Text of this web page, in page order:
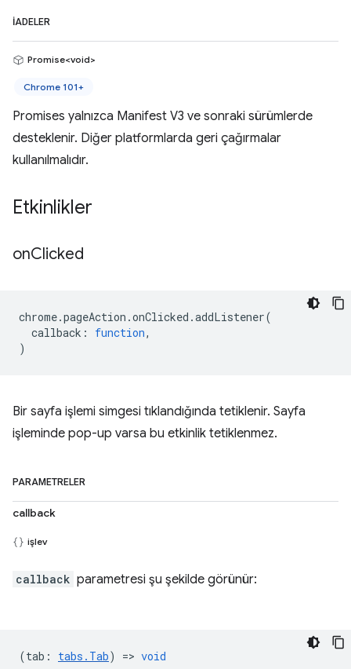
İADELER
Promise<void>
Chrome 101+
Promises yalnızca Manifest V3 ve sonraki sürümlerde
desteklenir. Diğer platformlarda geri çağırmalar
kullanılmalıdır.
Etkinlikler
onClicked
chrome.pageAction .onClicked .addListener(
callback : function,
)
Bir sayfa işlemi simgesi tıklandığında tetiklenir. Sayfa
işleminde pop-up varsa bu etkinlik tetiklenmez.
PARAMETRELER
callback
işlev
callback parametresi şu şekilde görünür:
(tab : tabs.Tab) => void